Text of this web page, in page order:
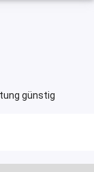
günstig